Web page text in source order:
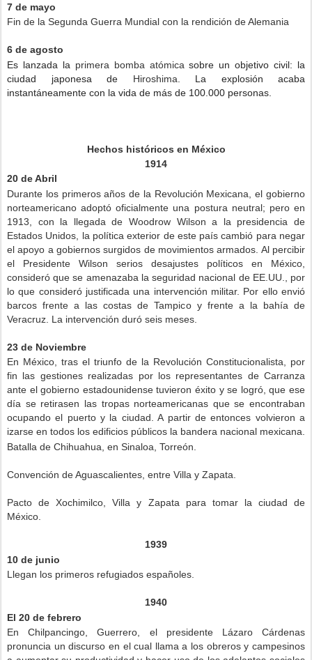
7 de mayo
Fin de la Segunda Guerra Mundial con la rendición de Alemania
6 de agosto
Es lanzada la primera bomba atómicasobre un objetivo civil: la
ciudad japonesa de Hiroshima . La explosión acaba
instantáneamente con la vida de más de 100.000 personas.
Hechos históricos en México
1914
20 de Abril
Durante los primeros años de la Revolución Mexicana, el gobierno
norteamericano adoptó oficialmente una postura neutral; pero en
1913, con la llegada de Woodrow Wilson a la presidencia de
Estados Unidos, la política exterior de este país cambió para negar
el apoyo a gobiernos surgidos de movimientos armados. Al percibir
el Presidente Wilson serios desajustes políticos en México,
consideró que se amenazaba la seguridad nacional de EE.UU., por
lo que consideró justificada una intervención militar. Por ello envió
barcos frente a las costas de Tampico y frente a la bahía de
Veracruz. La intervención duró seis meses.
23 de Noviembre
En México, tras el triunfo de la Revolución Constitucionalista, por
fin las gestiones realizadas por los representantes de Carranza
ante el gobierno estadounidense tuvieron éxito y se logró, que ese
día se retirasen las tropas norteamericanas que se encontraban
ocupando el puerto y la ciudad. A partir de entonces volvieron a
izarse en todos los edificios públicos la bandera nacional mexicana.
Batalla de Chihuahua, en Sinaloa, Torreón.
Convención de Aguascalientes, entre Villa y Zapata.
Pacto de Xochimilco, Villa y Zapata para tomar la ciudad de
México.
1939
10 de junio
Llegan los primeros refugiados españoles.
1940
El 20 de febrero
En Chilpancingo, Guerrero, el presidente Lázaro Cárdenas
pronuncia un discurso en el cual llama a los obreros y campesinos